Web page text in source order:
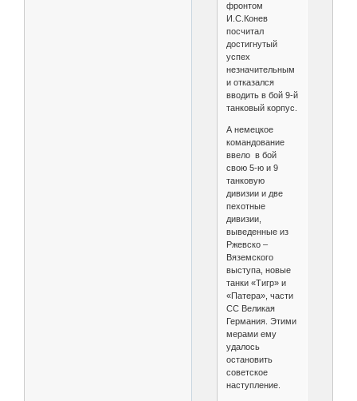
фронтом
И.С.Конев
посчитал
достигнутый
успех
незначительным
и отказался
вводить в бой 9-й
танковый корпус.
А немецкое
командование
ввело в бой
свою 5-ю и 9
танковую
дивизии и две
пехотные
дивизии,
выведенные из
Ржевско –
Вяземского
выступа, новые
танки «Тигр» и
«Патера», части
СС Великая
Германия. Этими
мерами ему
удалось
остановить
советское
наступление.